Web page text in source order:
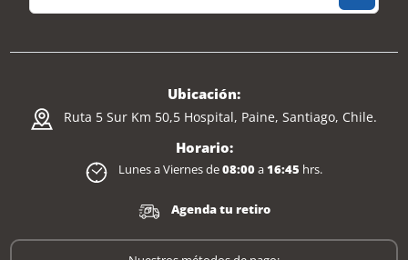
Ubicación:
Ruta 5 Sur Km 50,5 Hospital, Paine, Santiago, Chile.
Horario:
Lunes a Viernes de08:00a16:45 hrs.
Agenda tu retiro